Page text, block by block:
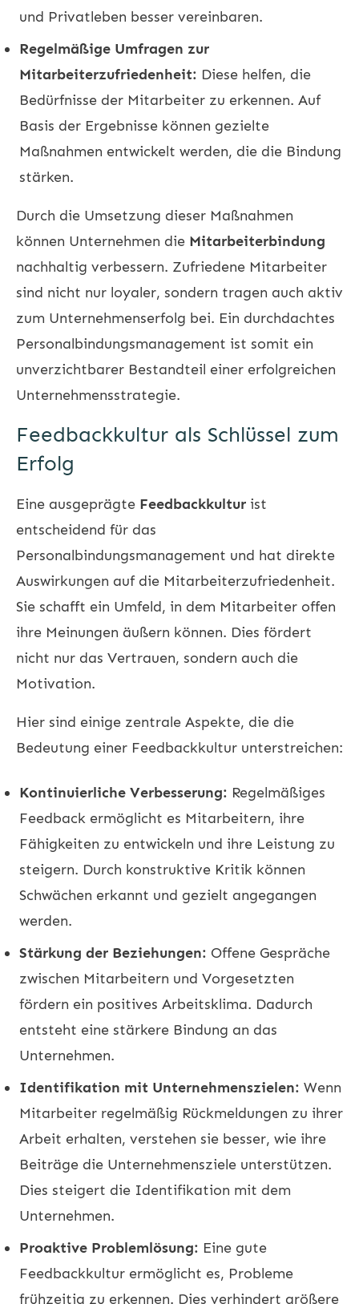
und Privatleben besser vereinbaren.
Regelmäßige Umfragen zur
Mitarbeiterzufriedenheit: Diese helfen, die
Bedürfnisse der Mitarbeiter zu erkennen. Auf
Basis der Ergebnisse können gezielte
Maßnahmen entwickelt werden, die die Bindung
stärken.
Durch die Umsetzung dieser Maßnahmen
können Unternehmen die Mitarbeiterbindung
nachhaltig verbessern. Zufriedene Mitarbeiter
sind nicht nur loyaler, sondern tragen auch aktiv
zum Unternehmenserfolg bei. Ein durchdachtes
Personalbindungsmanagement ist somit ein
unverzichtbarer Bestandteil einer erfolgreichen
Unternehmensstrategie.
Feedbackkultur als Schlüssel zum
Erfolg
Eine ausgeprägte Feedbackkultur ist
entscheidend für das
Personalbindungsmanagement und hat direkte
Auswirkungen auf die Mitarbeiterzufriedenheit.
Sie schafft ein Umfeld, in dem Mitarbeiter offen
ihre Meinungen äußern können. Dies fördert
nicht nur das Vertrauen, sondern auch die
Motivation.
Hier sind einige zentrale Aspekte, die die
Bedeutung einer Feedbackkultur unterstreichen:
Kontinuierliche Verbesserung: Regelmäßiges
Feedback ermöglicht es Mitarbeitern, ihre
Fähigkeiten zu entwickeln und ihre Leistung zu
steigern. Durch konstruktive Kritik können
Schwächen erkannt und gezielt angegangen
werden.
Stärkung der Beziehungen: Offene Gespräche
zwischen Mitarbeitern und Vorgesetzten
fördern ein positives Arbeitsklima. Dadurch
entsteht eine stärkere Bindung an das
Unternehmen.
Identifikation mit Unternehmenszielen: Wenn
Mitarbeiter regelmäßig Rückmeldungen zu ihrer
Arbeit erhalten, verstehen sie besser, wie ihre
Beiträge die Unternehmensziele unterstützen.
Dies steigert die Identifikation mit dem
Unternehmen.
Proaktive Problemlösung: Eine gute
Feedbackkultur ermöglicht es, Probleme
frühzeitig zu erkennen. Dies verhindert größere